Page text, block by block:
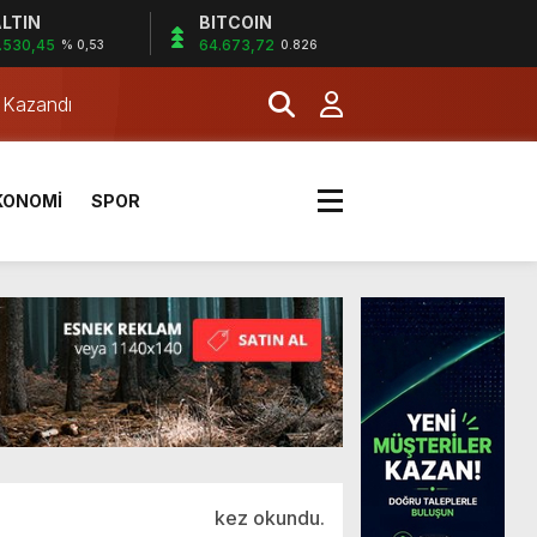
% 0,53
BITCOIN
64.673,72 0.826
SPOR
kez okundu.